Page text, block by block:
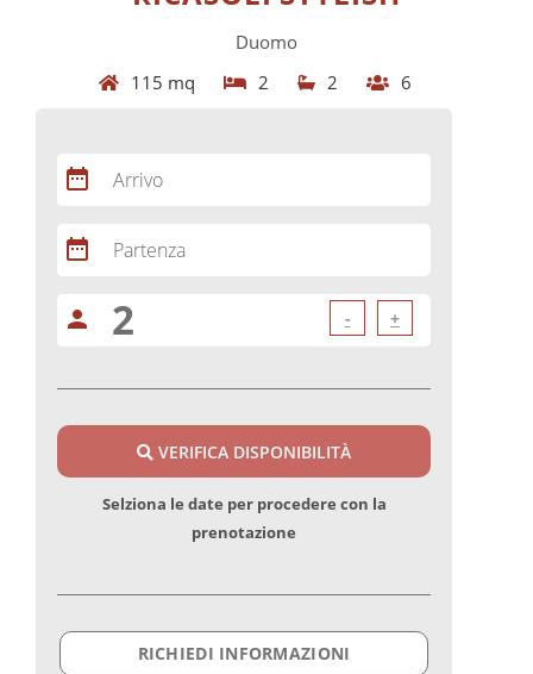
Duomo
115 mq
2 2 6
date_range Arrivo
date_range Partenza
person - +
VERIFICA DISPONIBILITÀ
Selziona le date per procedere con la
prenotazione
RICHIEDI INFORMAZIONI